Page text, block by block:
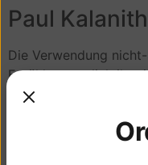
Paul
Die Verwendung
Erzählung verlieh ihr
Spannung, die mich
die Geschichte, an